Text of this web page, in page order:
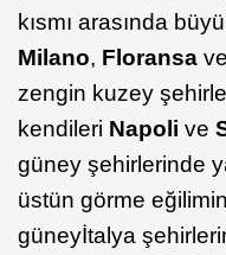
kısmı arasında
Milano, Floransa ve
zengin kuzey
kendileri Napoli ve
güney şehirlerinde
üstün görme
güneyİtalya